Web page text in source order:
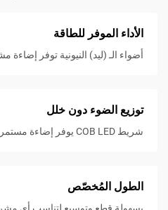
الأداء الموفر للطاقة
أضواء الـ (ليد) النيونية توفر
توزيع الضوء دون خلل
شريط COB LED يوفر إضاءة مستمرة خالية من الفجوات.
الطول المُخصّص